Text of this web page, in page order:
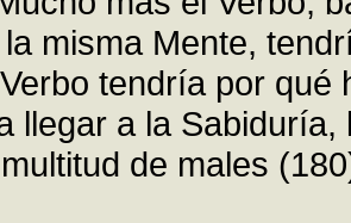
misma Mente,
tendría por
llegar a la
de males